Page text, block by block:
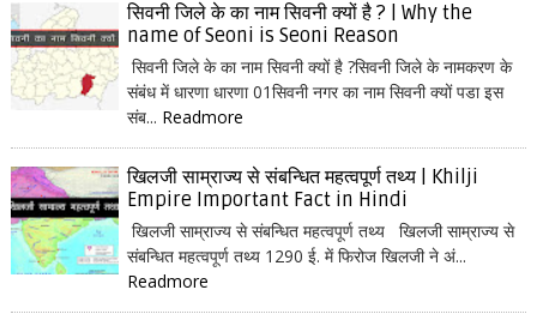
सिवनी जिले के का नाम सिवनी क्यों है ? | Why the
name of Seoni is Seoni Reason
सिवनी जिले के का नाम सिवनी क्यों है ?सिवनी जिले के नामकरण के
संबंध में धारणा धारणा 01सिवनी नगर का नाम सिवनी क्यों पडा इस
संब... Readmore
खिलजी साम्राज्य से संबन्धित महत्वपूर्ण तथ्य | Khilji
Empire Important Fact in Hindi
खिलजी साम्राज्य से संबन्धित महत्वपूर्ण तथ्य खिलजी साम्राज्य से
संबन्धित महत्वपूर्ण तथ्य 1290 ई. में फिरोज खिलजी ने अं...
Readmore